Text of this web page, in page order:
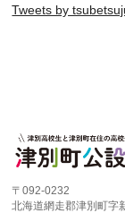
Tweets by
〒092-0232
北海道網走郡津別町字